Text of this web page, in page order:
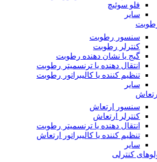
فلو سوئیچ
سایر
سنسور رطوبت
کنترلر رطوبت
گیج یا نشان دهنده رطوبت
انتقال دهنده یا ترنسمیتر رطوبت
تنظیم کننده یا کالیبراتور رطوبت
سایر
ارتعاش
سنسور ارتعاش
کنترلر ارتعاش
انتقال دهنده یا ترنسمیتر رطوبت
تنظیم کننده یا کالیبراتور ارتعاش
سایر
کنترلی